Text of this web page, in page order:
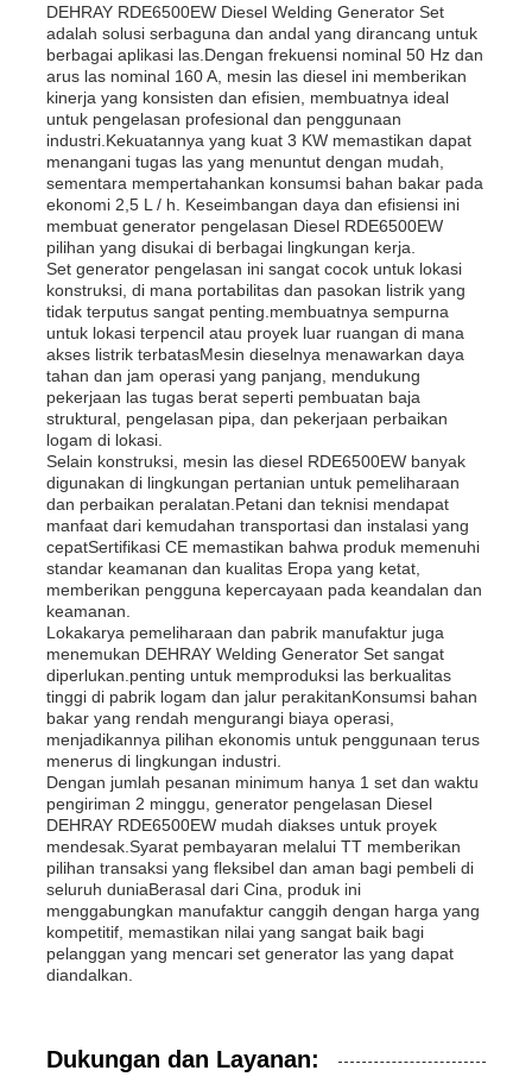
DEHRAY RDE6500EW Diesel Welding Generator Set
adalah solusi serbaguna dan andal yang dirancang untuk
berbagai aplikasi las.Dengan frekuensi nominal 50 Hz dan
arus las nominal 160 A, mesin las diesel ini memberikan
kinerja yang konsisten dan efisien, membuatnya ideal
untuk pengelasan profesional dan penggunaan
industri.Kekuatannya yang kuat 3 KW memastikan dapat
menangani tugas las yang menuntut dengan mudah,
sementara mempertahankan konsumsi bahan bakar pada
ekonomi 2,5 L / h. Keseimbangan daya dan efisiensi ini
membuat generator pengelasan Diesel RDE6500EW
pilihan yang disukai di berbagai lingkungan kerja.
Set generator pengelasan ini sangat cocok untuk lokasi
konstruksi, di mana portabilitas dan pasokan listrik yang
tidak terputus sangat penting.membuatnya sempurna
untuk lokasi terpencil atau proyek luar ruangan di mana
akses listrik terbatasMesin dieselnya menawarkan daya
tahan dan jam operasi yang panjang, mendukung
pekerjaan las tugas berat seperti pembuatan baja
struktural, pengelasan pipa, dan pekerjaan perbaikan
logam di lokasi.
Selain konstruksi, mesin las diesel RDE6500EW banyak
digunakan di lingkungan pertanian untuk pemeliharaan
dan perbaikan peralatan.Petani dan teknisi mendapat
manfaat dari kemudahan transportasi dan instalasi yang
cepatSertifikasi CE memastikan bahwa produk memenuhi
standar keamanan dan kualitas Eropa yang ketat,
memberikan pengguna kepercayaan pada keandalan dan
keamanan.
Lokakarya pemeliharaan dan pabrik manufaktur juga
menemukan DEHRAY Welding Generator Set sangat
diperlukan.penting untuk memproduksi las berkualitas
tinggi di pabrik logam dan jalur perakitanKonsumsi bahan
bakar yang rendah mengurangi biaya operasi,
menjadikannya pilihan ekonomis untuk penggunaan terus
menerus di lingkungan industri.
Dengan jumlah pesanan minimum hanya 1 set dan waktu
pengiriman 2 minggu, generator pengelasan Diesel
DEHRAY RDE6500EW mudah diakses untuk proyek
mendesak.Syarat pembayaran melalui TT memberikan
pilihan transaksi yang fleksibel dan aman bagi pembeli di
seluruh duniaBerasal dari Cina, produk ini
menggabungkan manufaktur canggih dengan harga yang
kompetitif, memastikan nilai yang sangat baik bagi
pelanggan yang mencari set generator las yang dapat
diandalkan.
Dukungan dan Layanan: